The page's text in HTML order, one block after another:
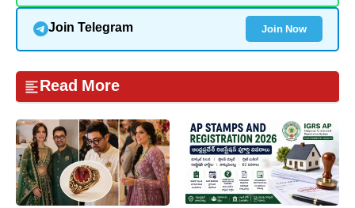
Join Telegram Join Now
Read More